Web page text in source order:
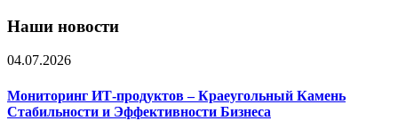
Наши новости
04.07.2026
Мониторинг ИТ-продуктов – Краеугольный Камень
Стабильности и Эффективности Бизнеса